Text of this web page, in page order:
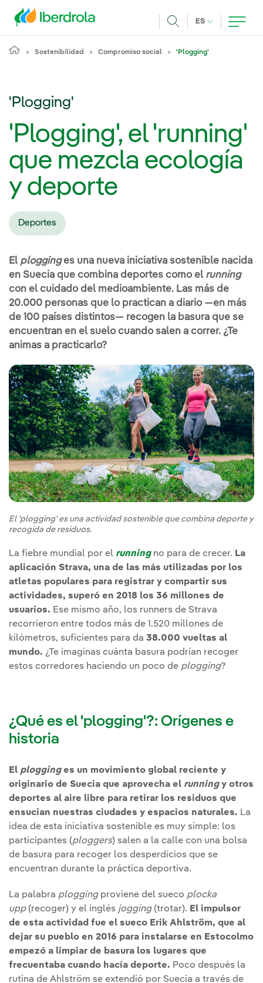
ES IDIOMA
Sostenibilidad Compromiso social 'Plogging'
'Plogging'
'Plogging', el 'running'
que mezcla ecología
y deporte
Deportes
El plogging es una nueva iniciativa sostenible nacida
en Suecia que combina deportes como el running
con el cuidado del medioambiente. Las más de
20.000 personas que lo practican a diario —en más
de 100 países distintos— recogen la basura que se
encuentran en el suelo cuando salen a correr. ¿Te
animas a practicarlo?
El 'plogging' es una actividad sostenible que combina deporte y
recogida de residuos.
La fiebre mundial por el runningno para de crecer. La
aplicación Strava, una de las más utilizadas por los
atletas populares para registrar y compartir sus
actividades, superó en 2018 los 36 millones de
usuarios. Ese mismo año, los runners de Strava
recorrieron entre todos más de 1.520 millones de
kilómetros, suficientes para da 38.000 vueltas al
mundo. ¿Te imaginas cuánta basura podrían recoger
estos corredores haciendo un poco de plogging?
¿Qué es el 'plogging'?: Orígenes e
historia
El plogginges un movimiento global reciente y
originario de Suecia que aprovecha el runningy otros
deportes al aire libre para retirar los residuos que
ensucian nuestras ciudades y espacios naturales. La
idea de esta iniciativa sostenible es muy simple: los
participantes (ploggers) salen a la calle con una bolsa
de basura para recoger los desperdicios que se
encuentran durante la práctica deportiva.
La palabra ploggingproviene del sueco plocka
upp(recoger) y el inglés jogging (trotar). El impulsor
de esta actividad fue el sueco Erik Ahlström, que al
dejar su pueblo en 2016 para instalarse en Estocolmo
empezó a limpiar de basura los lugares que
frecuentaba cuando hacía deporte. Poco después la
rutina de Ahlström se extendió por Suecia a través de